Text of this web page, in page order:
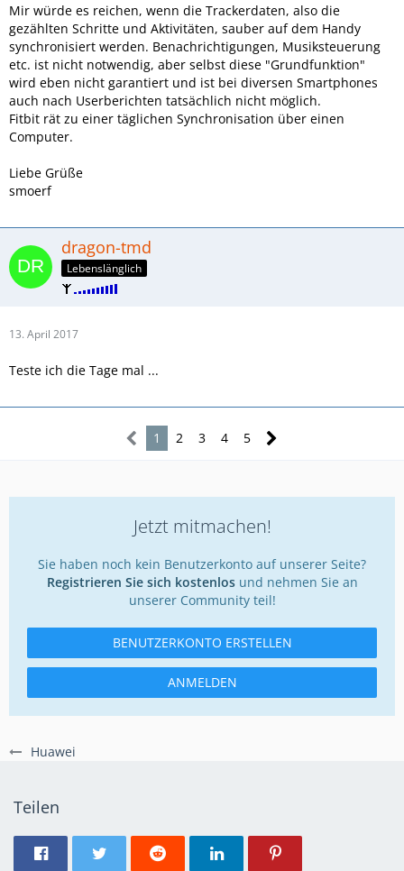
Huawei
Mir würde es reichen, wenn die Trackerdaten, also die
gezählten Schritte und Aktivitäten, sauber auf dem Handy
synchronisiert werden. Benachrichtigungen, Musiksteuerung
etc. ist nicht notwendig, aber selbst diese "Grundfunktion"
wird eben nicht garantiert und ist bei diversen Smartphones
auch nach Userberichten tatsächlich nicht möglich.
Fitbit rät zu einer täglichen Synchronisation über einen
Computer.
Liebe Grüße
smoerf
dragon-tmd
Lebenslänglich
13. April 2017
Teste ich die Tage mal ...
1 2 3 4 5
Jetzt mitmachen!
Sie haben noch kein Benutzerkonto auf unserer Seite?
Registrieren Sie sich kostenlosund nehmen Sie an
unserer Community teil!
BENUTZERKONTO ERSTELLEN
ANMELDEN
Teilen